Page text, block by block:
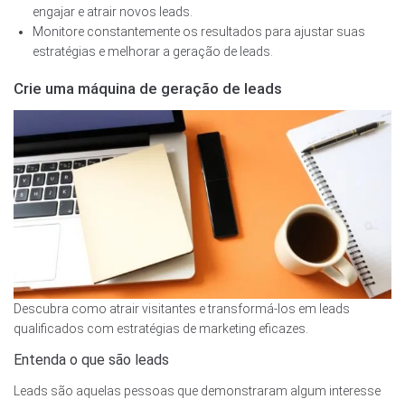
engajar e atrair novos leads.
Monitore constantemente os resultados para ajustar suas
estratégias e melhorar a geração de leads.
Crie uma máquina de geração de leads
Descubra como atrair visitantes e transformá-los em leads
qualificados com estratégias de marketing eficazes.
Entenda o que são leads
Leads são aquelas pessoas que demonstraram algum interesse